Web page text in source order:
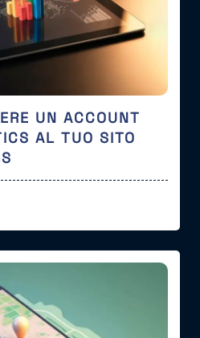
UN ACCOUNT
AL TUO SITO